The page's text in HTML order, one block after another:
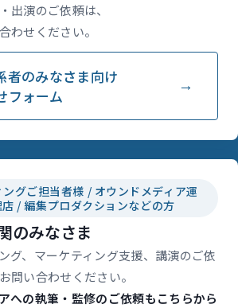
出演のご依頼は、
わせください。
者のみなさま向け
フォーム
グご担当者様 / オウンドメディア運
/ 編集プロダクションなどの方
のみなさま
グ、マーケティング支援、講演のご依
問い合わせください。
への執筆・監修のご依頼もこちらから